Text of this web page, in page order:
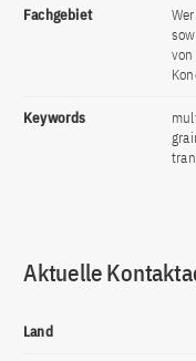
Fachgebiet
Keywords
Aktuelle
Land